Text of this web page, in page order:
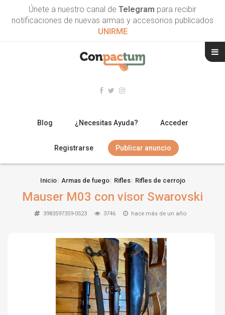
Únete a nuestro canal de Telegram para recibir
notificaciones de nuevas armas y accesorios publicados
UNIRME
Blog ¿Necesitas Ayuda? Acceder
Registrarse Publicar anuncio
ESCOPETAS
ARMAS CORTAS
TIRO Y COMPETICIÓN
AIRE COMPRIMIDO
OTRAS ARMAS
ACCESORIOS
Inicio Armas de fuego Rifles Rifles de cerrojo
Mauser M03 con visor Swarovski
3983597359-0523 3746 hace más de un año